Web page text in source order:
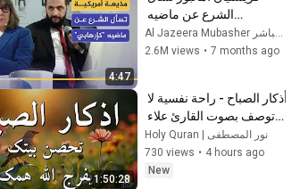
4:47
“كإرهابي".. شاهد إجابة
الرئيس السوري في منتدى
Al Jazeera Mubasher قناة الجزيرة مباشر
2.6M views • 7 months ago
1:50:28
عقل | Morning Athkar -
Dzkir Pagi by Alaa Aql
نور المصطفى | Holy Quran
730 views • 4 hours ago
New